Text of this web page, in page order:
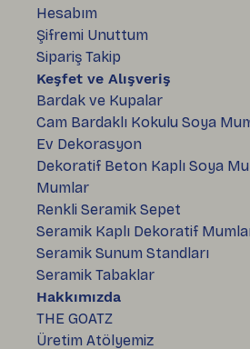
Hesabım
Şifremi Unuttum
Sipariş Takip
Keşfet ve Alışveriş
Bardak ve Kupalar
Cam Bardaklı Kokulu Soya
Ev Dekorasyon
Dekoratif Beton Kaplı Soya
Mumlar
Renkli Seramik Sepet
Seramik Kaplı Dekoratif
Seramik Sunum Standları
Seramik Tabaklar
Hakkımızda
THE GOATZ
Üretim Atölyemiz